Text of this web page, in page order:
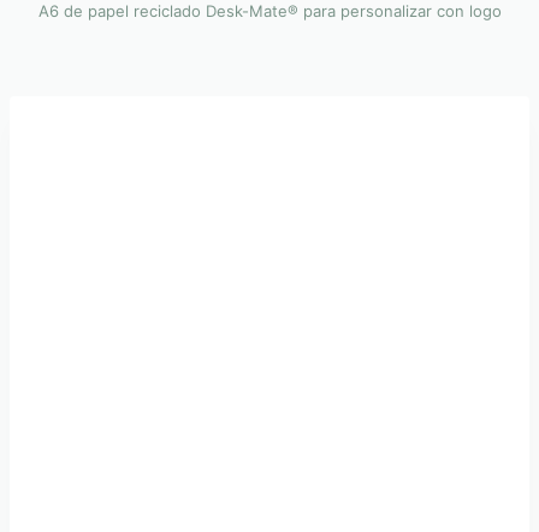
A6 de papel reciclado Desk-Mate® para personalizar con logo